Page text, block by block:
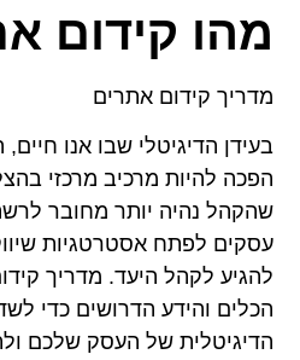
מהו קידום
מדריך קידום אתרים
בעידן הדיגיטלי שבו אנו
הפכה להיות מרכיב מרכזי
שהקהל נהיה יותר מחובר
עסקים לפתח אסטרטגיות
להגיע לקהל היעד. מדריך
הכלים והידע הדרושים כדי
הדיגיטלית של העסק שלכם